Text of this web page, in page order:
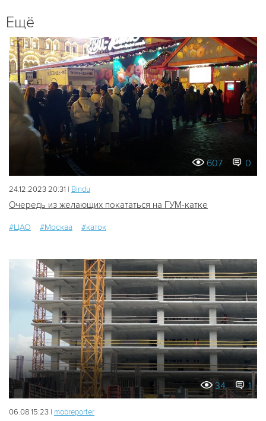
Ещё
607 0
24.12.2023 20:31 | Bindu
Очередь из желающих покататься на ГУМ-катке
#ЦАО #Москва #каток
34 1
06.08 15:23 | mobreporter